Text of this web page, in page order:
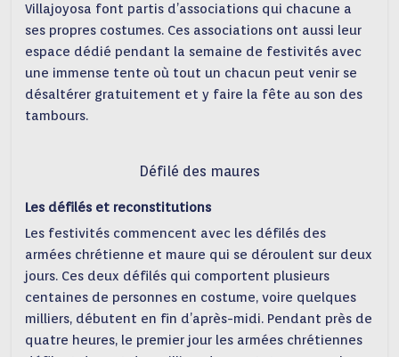
Villajoyosa font partis d’associations qui chacune a
ses propres costumes. Ces associations ont aussi leur
espace dédié pendant la semaine de festivités avec
une immense tente où tout un chacun peut venir se
désaltérer gratuitement et y faire la fête au son des
tambours.
Défilé des maures
Les défilés et reconstitutions
Les festivités commencent avec les défilés des
armées chrétienne et maure qui se déroulent sur deux
jours. Ces deux défilés qui comportent plusieurs
centaines de personnes en costume, voire quelques
milliers, débutent en fin d’après-midi. Pendant près de
quatre heures, le premier jour les armées chrétiennes